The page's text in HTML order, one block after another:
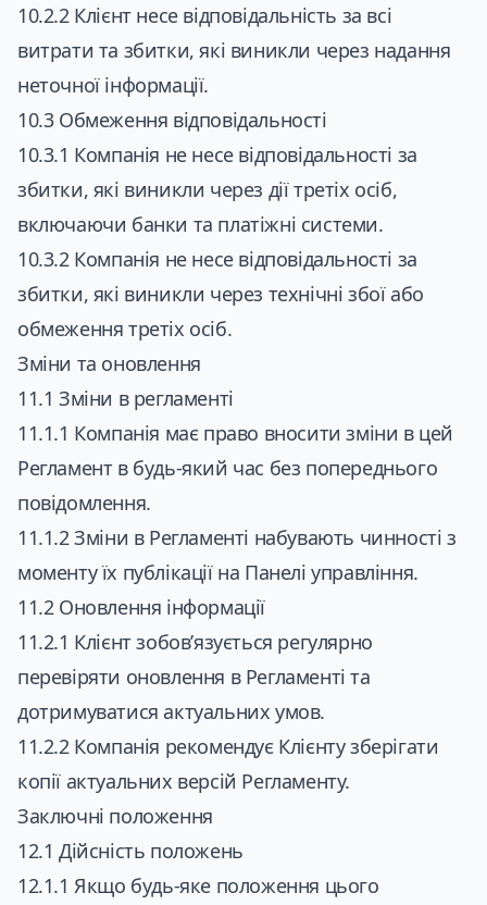
10.2.2 Клієнт несе відповідальність за всі
витрати та збитки, які виникли через надання
неточної інформації.
10.3 Обмеження відповідальності
10.3.1 Компанія не несе відповідальності за
збитки, які виникли через дії третіх осіб,
включаючи банки та платіжні системи.
10.3.2 Компанія не несе відповідальності за
збитки, які виникли через технічні збої або
обмеження третіх осіб.
Зміни та оновлення
11.1 Зміни в регламенті
11.1.1 Компанія має право вносити зміни в цей
Регламент в будь-який час без попереднього
повідомлення.
11.1.2 Зміни в Регламенті набувають чинності з
моменту їх публікації на Панелі управління.
11.2 Оновлення інформації
11.2.1 Клієнт зобов’язується регулярно
перевіряти оновлення в Регламенті та
дотримуватися актуальних умов.
11.2.2 Компанія рекомендує Клієнту зберігати
копії актуальних версій Регламенту.
Заключні положення
12.1 Дійсність положень
12.1.1 Якщо будь-яке положення цього